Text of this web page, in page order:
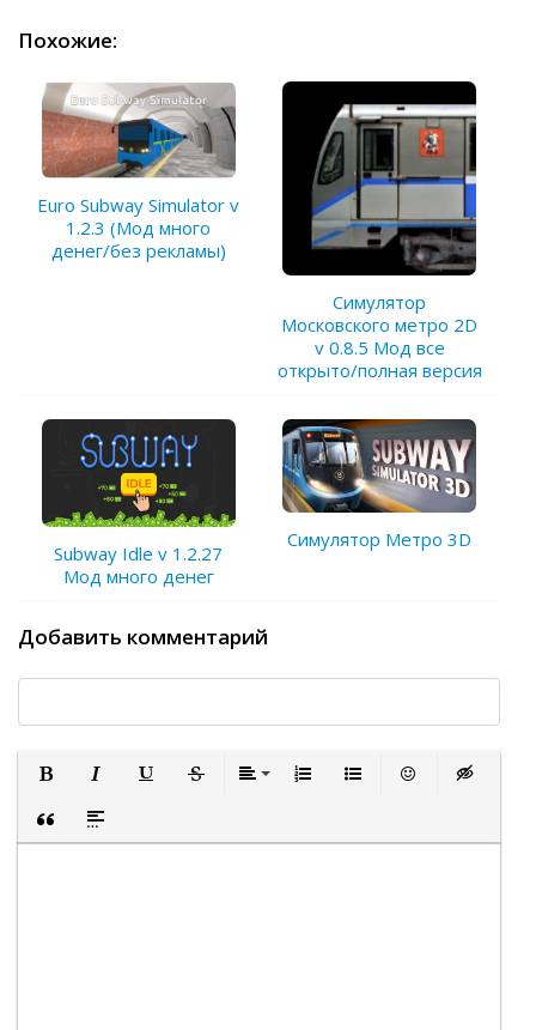
Похожие:
Euro Subway Simulator v
1.2.3 (Мод много
денег/без рекламы)
Симулятор
Московского метро 2D
v 0.8.5 Мод все
открыто/полная версия
Subway Idle v 1.2.27
Мод много денег
Симулятор Метро 3D
Добавить комментарий
Вставка цитаты
Вставка спойлера